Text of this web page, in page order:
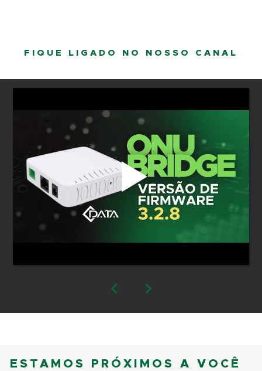
FIQUE LIGADO NO NOSSO CANAL
ESTAMOS PRÓXIMOS A VOCÊ